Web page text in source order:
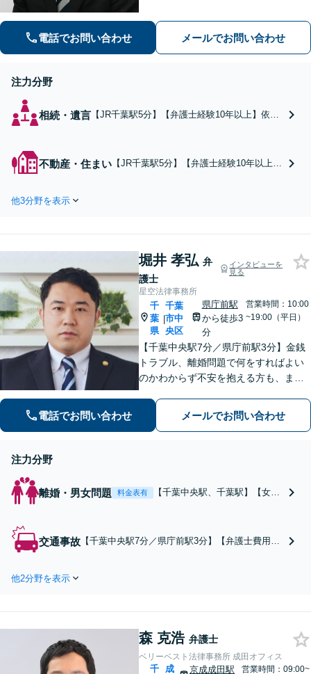
い】オーナーの方からの案件を解決し
た実績多数【初回相談無料】
電話でお問い合わせ メールでお問い合わせ
注力分野
相続・遺言 【JR千葉駅5分】【弁護士経験10年以上】依頼
など、トラブルを防ぐための事前対策について
もご相談ください【初回相談無料】
不動産・住まい 【JR千葉駅5分】【弁護士経験10年以上】
応。【初回相談無料】
他3分野を表示
堀井 孝弘 弁
護士
インタビューを
見る
星空法律事務所
千
葉
県
|
千葉
市中
央区
県庁前駅
から徒歩3
分
営業時間：10:00
~19:00（平日）
【千葉中央駅7分／県庁前駅3分】金銭
トラブル、離婚問題で何をすればよい
のかわからず不安を抱える方も、まず
故：軽微に見えるケガでも、裁判基準
で算定すれば賠償額が大幅に増額され
電話でお問い合わせ メールでお問い合わせ
注力分野
離婚・男女問題 料金表有
【千葉中央駅、千葉駅】【女性
い、養育費を請求したい。相談
者様の希望をお聴きしたうえ
交通事故 【千葉中央駅7分／県庁前駅3分】【弁護士費用特
お任せください。
他2分野を表示
森 克浩 弁護士
ベリーベスト法律事務所 成田オフィス
千 成 京成成田駅 営業時間：09:00~